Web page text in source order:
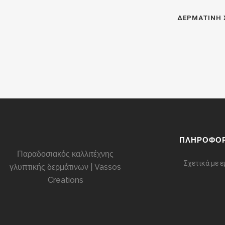
ΔΕΡΜΆΤΙΝΗ
Παραδοσιακός καλλιτέχνης
γλυπτικής δερμάτινων | Vassos
Creations
Σχετικά με